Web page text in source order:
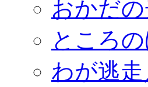
おかだ
ところ
わが逃